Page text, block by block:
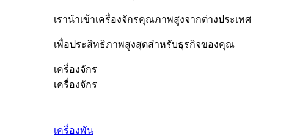
เรานำเข้าเครื่องจักรคุณภาพสูงจากต่างประเทศ
เพื่อประสิทธิภาพสูงสุดสำหรับธุรกิจของคุณ
เครื่องจักร
เครื่องจักร
เครื่องพัน